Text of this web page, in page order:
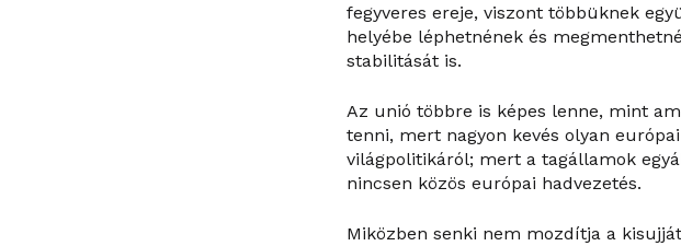
fegyveres ereje, viszont többüknek
helyébe léphetnének és
stabilitását is.
Az unió többre is képes lenne, mint
tenni, mert nagyon kevés olyan
világpolitikáról; mert a tagállamok
nincsen közös európai hadvezetés.
Miközben senki nem mozdítja a